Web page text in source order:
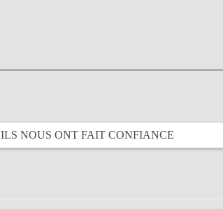
ILS NOUS ONT FAIT CONFIANCE